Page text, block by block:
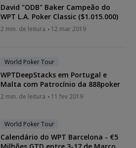
David "ODB" Baker Campeão do
WPT L.A. Poker Classic ($1.015.000)
2 min. de leitura 12 mar 2019
World Poker Tour
WPTDeepStacks em Portugal e
Malta com Patrocínio da 888poker
2 min. de leitura 11 fev 2019
World Poker Tour
Calendário do WPT Barcelona - €5